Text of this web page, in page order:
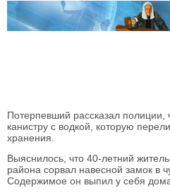
Потерпевший рассказал
канистру с водкой, которую
хранения.
Выяснилось, что 40-летний
района сорвал навесной замок в
Содержимое он выпил у себя